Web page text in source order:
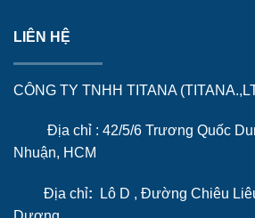
LIÊN HỆ
CÔNG TY TNHH TITANA
Địa chỉ : 42/5/6 Trương Quốc
Nhuận, HCM
Địa chỉ:
Lô D , Đường Chiêu